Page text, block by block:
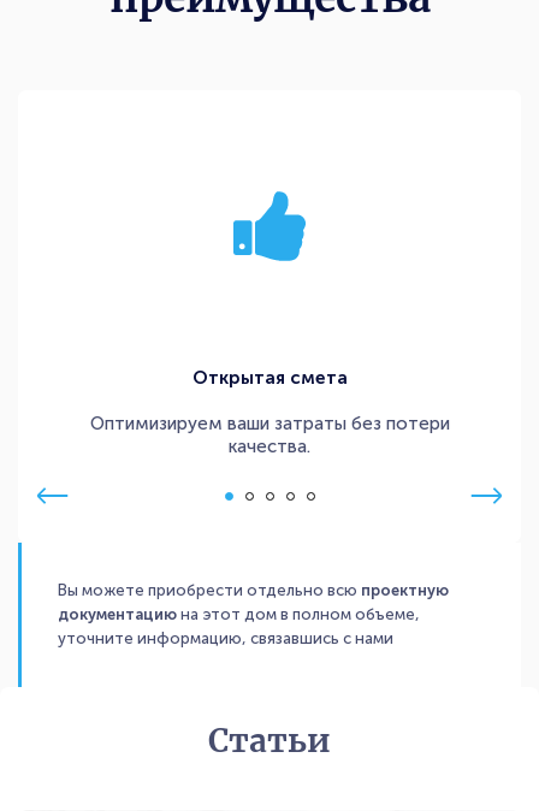
Открытая смета
Оптимизируем ваши затраты без потери
качества.
Вы можете приобрести отдельно всю проектную
документацию на этот дом в полном объеме,
уточните информацию, связавшись с нами
Статьи